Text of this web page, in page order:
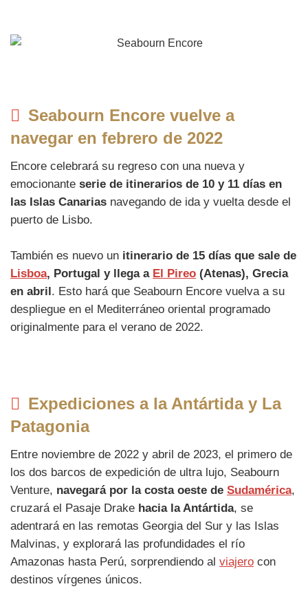
Seabourn Encore vuelve a
navegar en febrero de 2022
Encore celebrará su regreso con una nueva y
emocionante serie de itinerarios de 10 y 11 días en
las Islas Canarias navegando de ida y vuelta desde el
puerto de Lisbo.
También es nuevo un itinerario de 15 días que sale de
Lisboa, Portugal y llega a El Pireo (Atenas), Grecia
en abril. Esto hará que Seabourn Encore vuelva a su
despliegue en el Mediterráneo oriental programado
originalmente para el verano de 2022.
Expediciones a la Antártida y La
Patagonia
Entre noviembre de 2022 y abril de 2023, el primero de
los dos barcos de expedición de ultra lujo, Seabourn
Venture, navegará por la costa oeste de Sudamérica,
cruzará el Pasaje Drake hacia la Antártida, se
adentrará en las remotas Georgia del Sur y las Islas
Malvinas, y explorará las profundidades el río
Amazonas hasta Perú, sorprendiendo al viajero con
destinos vírgenes únicos.